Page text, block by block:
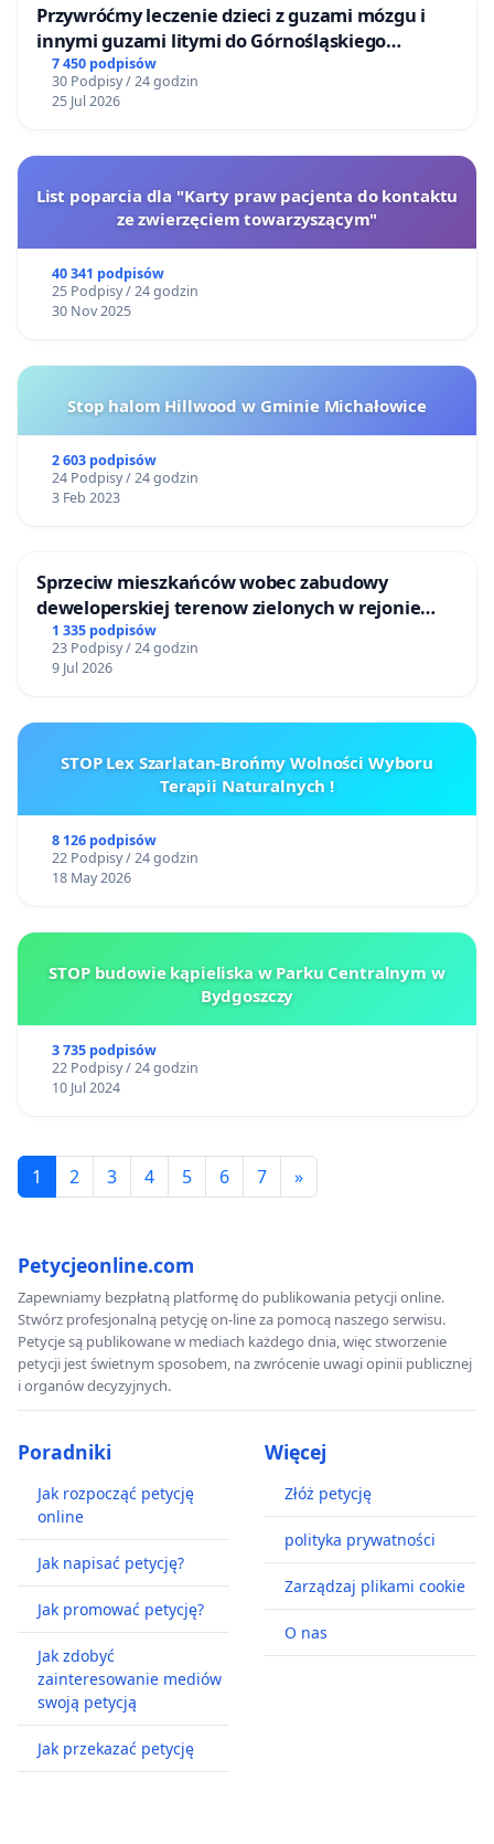
Przywróćmy leczenie dzieci z guzami mózgu i
innymi guzami litymi do Górnośląskiego
Centrum Zdrowia Dziecka w Katowicach
7 450 podpisów
30 Podpisy / 24 godzin
25 Jul 2026
List poparcia dla "Karty praw pacjenta do kontaktu
ze zwierzęciem towarzyszącym"
40 341 podpisów
25 Podpisy / 24 godzin
30 Nov 2025
Stop halom Hillwood w Gminie Michałowice
2 603 podpisów
24 Podpisy / 24 godzin
3 Feb 2023
Sprzeciw mieszkańców wobec zabudowy
deweloperskiej terenow zielonych w rejonie
Bulwarów Straceńskich w Bielsku-Białej
1 335 podpisów
23 Podpisy / 24 godzin
9 Jul 2026
STOP Lex Szarlatan-Brońmy Wolności Wyboru
Terapii Naturalnych !
8 126 podpisów
22 Podpisy / 24 godzin
18 May 2026
STOP budowie kąpieliska w Parku Centralnym w
Bydgoszczy
3 735 podpisów
22 Podpisy / 24 godzin
10 Jul 2024
1 2 3 4 5 6 7 »
Petycjeonline.com
Zapewniamy bezpłatną platformę do publikowania petycji online.
Stwórz profesjonalną petycję on-line za pomocą naszego serwisu.
Petycje są publikowane w mediach każdego dnia, więc stworzenie
petycji jest świetnym sposobem, na zwrócenie uwagi opinii publicznej
i organów decyzyjnych.
Poradniki
Jak rozpocząć petycję
online
Jak napisać petycję?
Jak promować petycję?
Jak zdobyć
zainteresowanie mediów
swoją petycją
Jak przekazać petycję
Więcej
Złóż petycję
polityka prywatności
Zarządzaj plikami cookie
O nas